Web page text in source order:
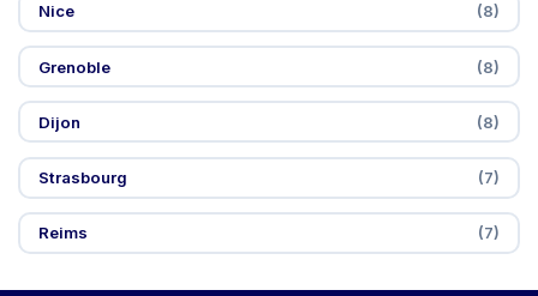
Nice (8)
Grenoble (8)
Dijon (8)
Strasbourg (7)
Reims (7)